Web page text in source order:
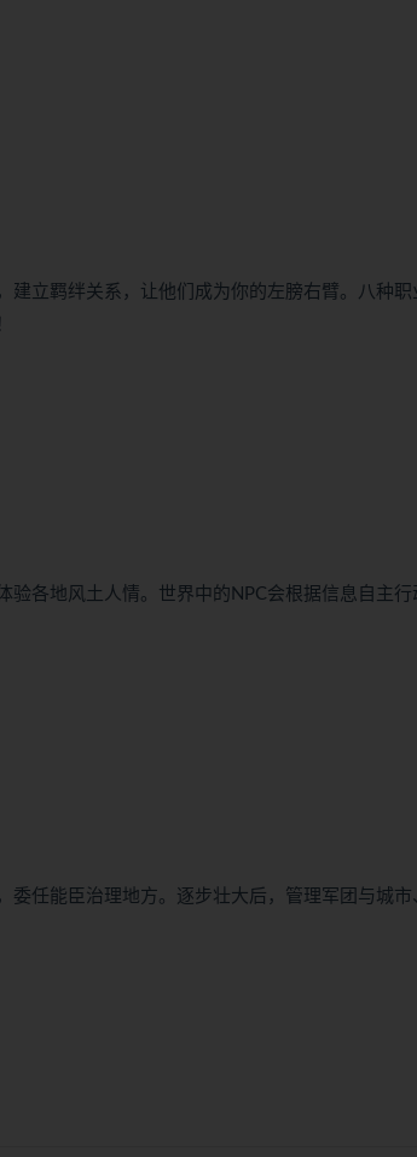
建立羁绊关系，让他们成为你的左膀右臂。八种
验各地风土人情。世界中的NPC会根据信息自主
委任能臣治理地方。逐步壮大后，管理军团与城